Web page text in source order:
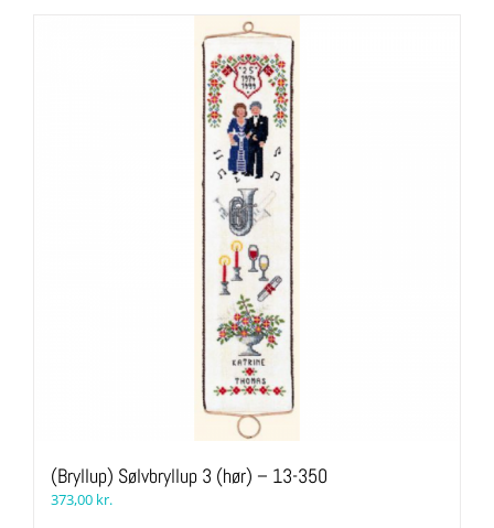
(Bryllup) Sølvbryllup 3 (hør) – 13-350
373,00 kr.